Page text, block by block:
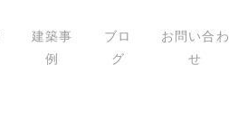
建築事
例
ブロ
グ
幸せの家づくりの
お問い合わ
せ